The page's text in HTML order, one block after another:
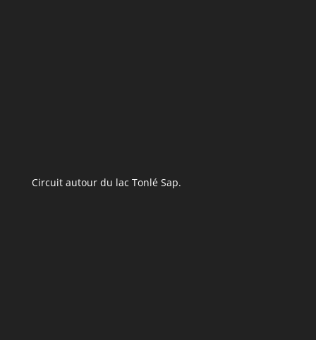
Circuit autour du lac Tonlé Sap.